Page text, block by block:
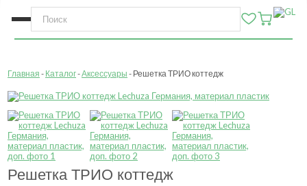
Главная Каталог Аксессуары Решетка ТРИО коттедж
Решетка ТРИО коттедж